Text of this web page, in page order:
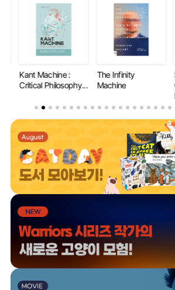
Kant Machine :
Critical Philosophy...
The Infinity
Machine